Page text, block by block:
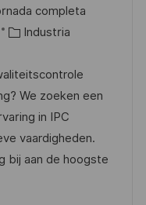
completa
C
t
e
g
o
r
Industria
We zoeken een
in IPC
vaardigheden.
bij aan de hoogste